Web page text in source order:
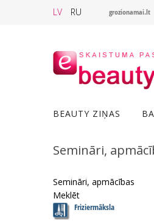
LV RU grozionamai.lt
BEAUTY ZIŅAS
Semināri,
Semināri, apmācības
Meklēt
Friziermāksla